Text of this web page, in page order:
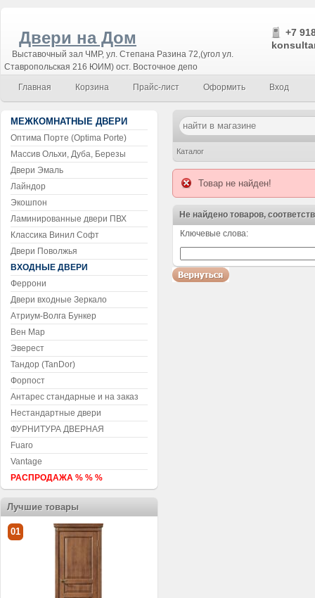
Двери на Дом
Выставочный зал ЧМР, ул. Степана Разина 72,(угол ул.
Ставропольская 216 ЮИМ) ост. Восточное депо
+7
Главная Корзина Прайс-лист Оформить Вход
Каталог
Товар не найден!
Не найдено товаров,
Воспользуйтесь поиском!
Ключевые слова:
МЕЖКОМНАТНЫЕ ДВЕРИ
Оптима Порте (Optima Porte)
Массив Ольхи, Дуба, Березы
Двери Эмаль
Лайндор
Экошпон
Ламинированные двери ПВХ
Классика Винил Софт
Двери Поволжья
ВХОДНЫЕ ДВЕРИ
Феррони
Двери входные Зеркало
Атриум-Волга Бункер
Вен Мар
Эверест
Тандор (TanDor)
Форпост
Антарес стандарные и на заказ
Нестандартные двери
ФУРНИТУРА ДВЕРНАЯ
Fuaro
Vantage
РАСПРОДАЖА % % %
Лучшие товары
01